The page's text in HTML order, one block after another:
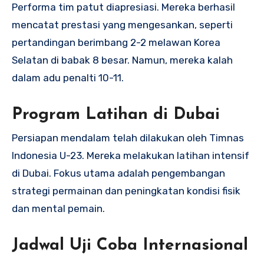
Performa tim patut diapresiasi. Mereka berhasil
mencatat prestasi yang mengesankan, seperti
pertandingan berimbang 2-2 melawan Korea
Selatan di babak 8 besar. Namun, mereka kalah
dalam adu penalti 10-11.
Program Latihan di Dubai
Persiapan mendalam telah dilakukan oleh Timnas
Indonesia U-23. Mereka melakukan latihan intensif
di Dubai. Fokus utama adalah pengembangan
strategi permainan dan peningkatan kondisi fisik
dan mental pemain.
Jadwal Uji Coba Internasional